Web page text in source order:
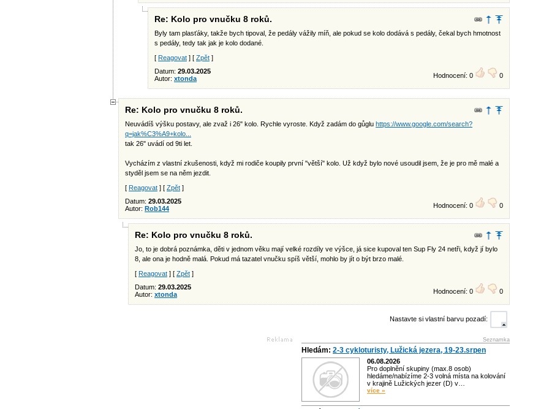
Re: Kolo pro vnučku 8 roků.
Byly tam plasťáky, takže bych tipoval, že pedály vážily míň, ale pokud se kolo dodává s pedály, čekal bych hmotnost
s pedály, tedy tak jak je kolo dodané.
[ Reagovat ] [ Zpět ]
Datum: 29.03.2025
Autor: xtonda Hodnocení: 0 0
Re: Kolo pro vnučku 8 roků.
Neuvádíš výšku postavy, ale zvaž i 26" kolo. Rychle vyroste. Když zadám do gůglu https://www.google.com/search?
q=jak%C3%A9+kolo...
tak 26" uvádí od 9ti let.
Vycházím z vlastní zkušenosti, když mi rodiče koupily první "větší" kolo. Už když bylo nové usoudil jsem, že je pro mě malé a
styděl jsem se na něm jezdit.
[ Reagovat ] [ Zpět ]
Datum: 29.03.2025
Autor: Rob144 Hodnocení: 0 0
Re: Kolo pro vnučku 8 roků.
Jo, to je dobrá poznámka, děti v jednom věku mají velké rozdíly ve výšce, já sice kupoval ten Sup Fly 24 netři, když jí bylo
8, ale ona je hodně malá. Pokud má tazatel vnučku spíš větší, mohlo by jít o být brzo malé.
[ Reagovat ] [ Zpět ]
Datum: 29.03.2025
Autor: xtonda Hodnocení: 0 0
Nastavte si vlastní barvu pozadí:
Seznamka
Hledám: 2-3 cykloturisty, Lužická jezera, 19-23.srpen
06.08.2026
Pro doplnění skupiny (max.8 osob)
hledáme/nabízíme 2-3 volná místa na kolování
v krajině Lužických jezer (D) v…
více »